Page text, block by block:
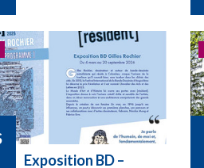
Exposition BD –